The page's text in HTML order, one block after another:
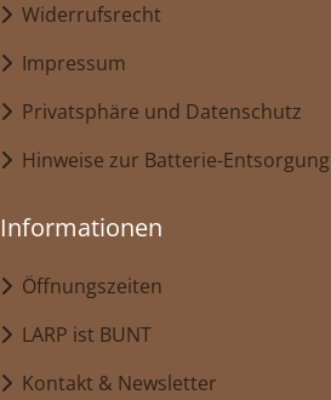
Widerrufsrecht
Impressum
Privatsphäre und Datenschutz
Hinweise zur Batterie-Entsorgung
Informationen
Öffnungszeiten
LARP ist BUNT
Kontakt & Newsletter